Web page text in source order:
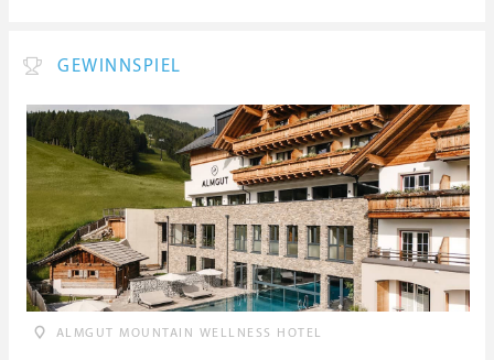
GEWINNSPIEL
ALMGUT MOUNTAIN WELLNESS HOTEL